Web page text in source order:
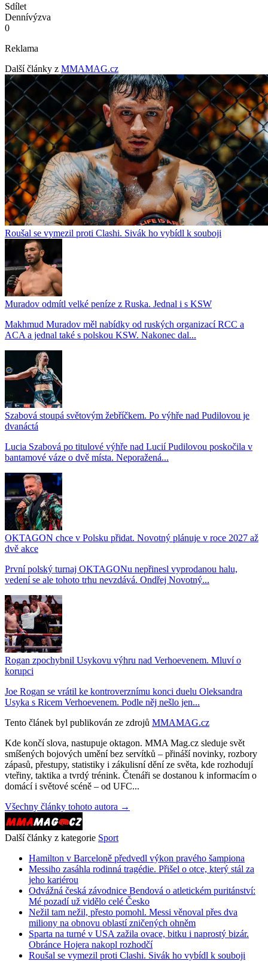
Sdílet
Dennívýzva
0
Reklama
Další články z MMAMAG.cz
Roušal se vymezil proti Clashi. Sivák ho vybídl k souboji
Muradov odmítl velké peníze z Ruska. Jednal i s KSW
Makhmud Muradov měl nabídky od ruských organizací RCC a
ACA a jednal také s polskou KSW. Nakonec dal...
Szabová stoupá světovým žebříčkem. Po výhře nad Pudilovou je
dvanáctá
Lucia Szabová po titulové výhře nad Lucií Pudilovou poskočila v
bantamové váze o dvě místa. Neporažená...
OKTAGON chce v Polsku přidat. Novotný plánuje v roce 2027 až
dvě akce
První polský turnaj OKTAGONu nepřinesl vyprodanou halu,
vedení se ale tohoto trhu nevzdává. Ondřej Novotný...
Rogan zpochybnil Usykovu výhru nad Verhoevenem. Mluví o
korupci
Joe Rogan se vrátil ke kontroverznímu konci duelu Oleksandra
Usyka s Ricem Verhoevenem. Podle něj nešlo jen...
Tento článek byl publikován ze zdrojů MMAMAG.cz
Kde končí slova, nastupuje oktagon. MMA Mag.cz sleduje svět
smíšených bojových umění bez servítků – přináší novinky, rozbory
zápasů, přestupy, statistiky i zákulisní dění ze světa, kde rozhodují
vteřiny, taktika a tvrdý trénink. Čtenáři se dostanou k informacím o
domácí i světové scéně – od UFC...
Všechny články tohoto autora →
Další články z kategorie Sport
Hamilton v Barceloně předvedl výkon pravého šampiona
Messiho zasáhla rodinná tragédie. Přišel o otce, který stál za
jeho kariérou
Odvážná česká závodnice Bendová o atletickém puritánství:
Mé pozadí už vidělo celé Česko
Nežil tam nežil, přesto pomohl. Messi věnoval přes dva
miliony na obnovu oblastí zničených ohněm
Sparta na turné v USA zažila ovace, bitku i naprostý bizár.
Obránce Hojera nakopl rozhodčí
Roušal se vymezil proti Clashi. Sivák ho vybídl k souboji